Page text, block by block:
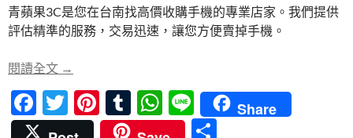
b
o
o
k
er es bl
r
s
A
p
青蘋果3C是您在台南找高價收購手機的專業店家。我們提供
評估精準的服務，交易迅速，讓您方便賣掉手機。
閱讀全文 青蘋果3C – 台南高價收購手機專家，評估精準，交
→
F
ac
T
w
Pi
nt
T
u
W
h
Li
n
Share